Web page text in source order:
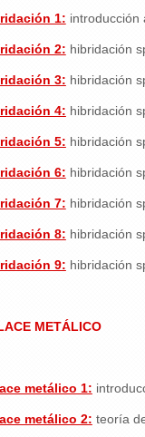
1: introducción
2: hibridación
3: hibridación
4: hibridación
5: hibridación
6: hibridación
7: hibridación
8: hibridación
9: hibridación
METÁLICO
metálico 1:
metálico 2: teoría